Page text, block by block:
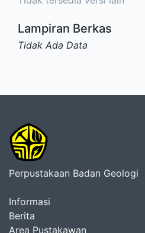
Lampiran Berkas
Tidak Ada Data
Perpustakaan Badan Geologi
Informasi
Berita
Area Pustakawan